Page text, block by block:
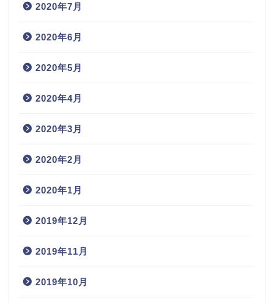
2020年7月
2020年6月
2020年5月
2020年4月
2020年3月
2020年2月
2020年1月
2019年12月
2019年11月
2019年10月